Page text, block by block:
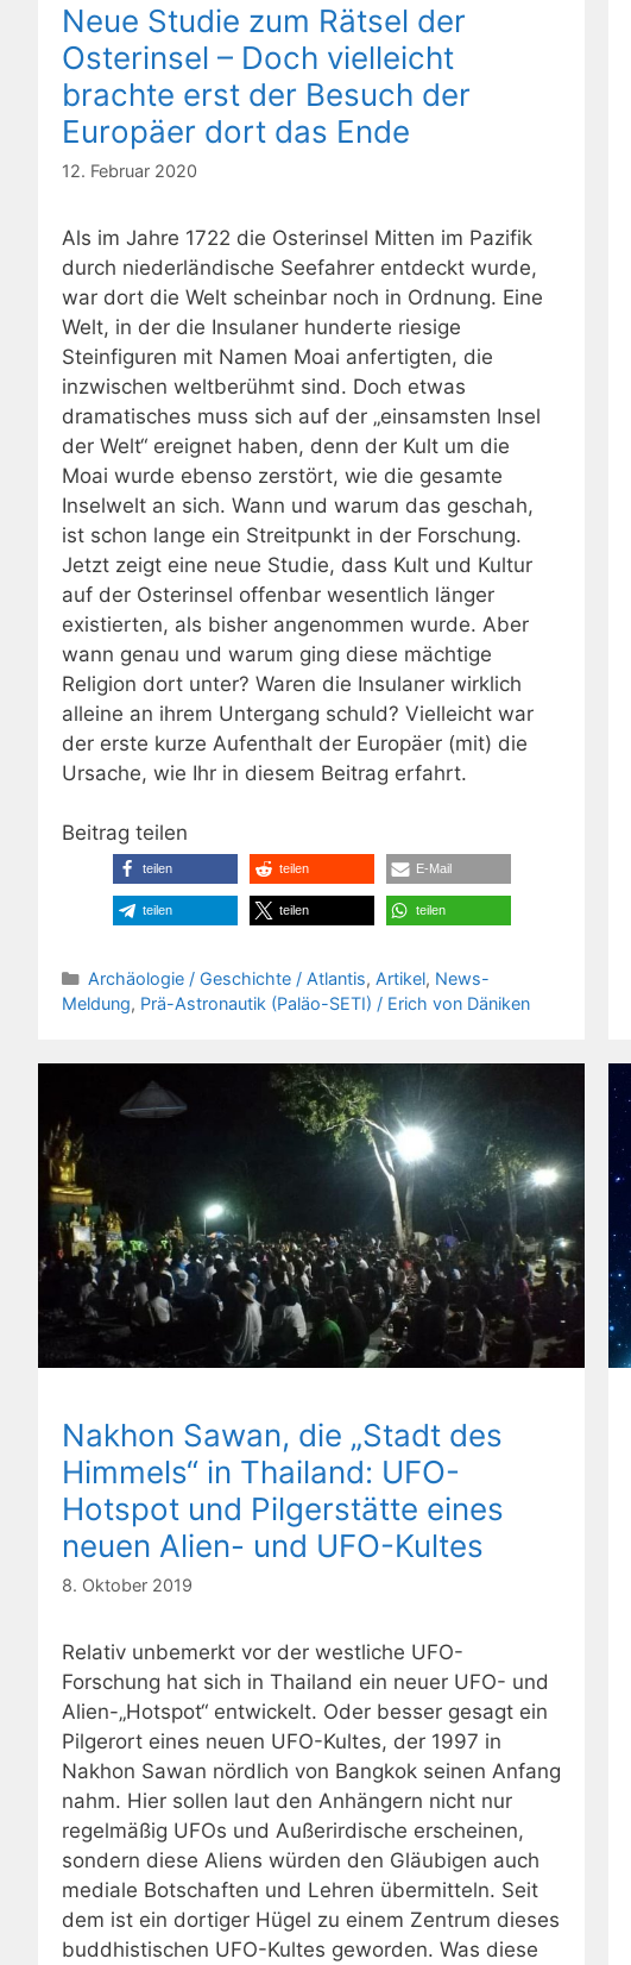
Neue Studie zum Rätsel der
Osterinsel – Doch vielleicht
brachte erst der Besuch der
Europäer dort das Ende
12. Februar 2020
Als im Jahre 1722 die Osterinsel Mitten im Pazifik
durch niederländische Seefahrer entdeckt wurde,
war dort die Welt scheinbar noch in Ordnung. Eine
Welt, in der die Insulaner hunderte riesige
Steinfiguren mit Namen Moai anfertigten, die
inzwischen weltberühmt sind. Doch etwas
dramatisches muss sich auf der „einsamsten Insel
der Welt“ ereignet haben, denn der Kult um die
Moai wurde ebenso zerstört, wie die gesamte
Inselwelt an sich. Wann und warum das geschah,
ist schon lange ein Streitpunkt in der Forschung.
Jetzt zeigt eine neue Studie, dass Kult und Kultur
auf der Osterinsel offenbar wesentlich länger
existierten, als bisher angenommen wurde. Aber
wann genau und warum ging diese mächtige
Religion dort unter? Waren die Insulaner wirklich
alleine an ihrem Untergang schuld? Vielleicht war
der erste kurze Aufenthalt der Europäer (mit) die
Ursache, wie Ihr in diesem Beitrag erfahrt.
Beitrag teilen
teilen teilen E-Mail
teilen teilen teilen
Kategorien
Archäologie / Geschichte / Atlantis, Artikel, News-
Meldung, Prä-Astronautik (Paläo-SETI) / Erich von Däniken
Nakhon Sawan, die „Stadt des
Himmels“ in Thailand: UFO-
Hotspot und Pilgerstätte eines
neuen Alien- und UFO-Kultes
8. Oktober 2019
Relativ unbemerkt vor der westliche UFO-
Forschung hat sich in Thailand ein neuer UFO- und
Alien-„Hotspot“ entwickelt. Oder besser gesagt ein
Pilgerort eines neuen UFO-Kultes, der 1997 in
Nakhon Sawan nördlich von Bangkok seinen Anfang
nahm. Hier sollen laut den Anhängern nicht nur
regelmäßig UFOs und Außerirdische erscheinen,
sondern diese Aliens würden den Gläubigen auch
mediale Botschaften und Lehren übermitteln. Seit
dem ist ein dortiger Hügel zu einem Zentrum dieses
buddhistischen UFO-Kultes geworden. Was diese